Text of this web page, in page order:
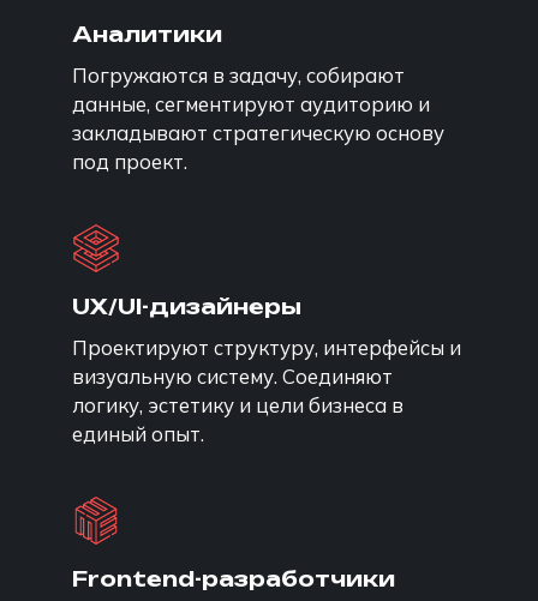
Аналитики
Погружаются в задачу, собирают
данные, сегментируют аудиторию и
закладывают стратегическую основу
под проект.
UX/UI-дизайнеры
Проектируют структуру, интерфейсы и
визуальную систему. Соединяют
логику, эстетику и цели бизнеса в
единый опыт.
Frontend-разработчики